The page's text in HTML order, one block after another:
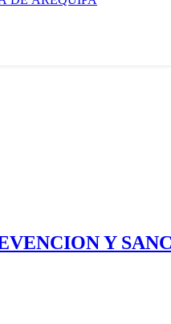
Y